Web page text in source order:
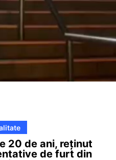
20 de ani, reținut
de furt din